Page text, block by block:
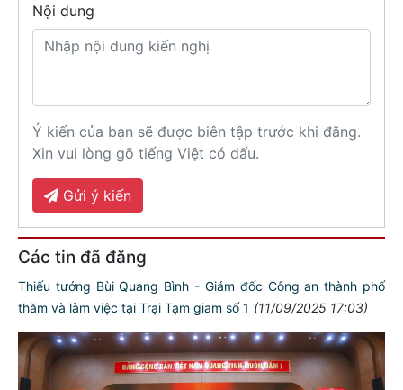
Nội dung
Ý kiến của bạn sẽ được biên tập trước khi đăng.
Xin vui lòng gõ tiếng Việt có dấu.
Gửi ý kiến
Các tin đã đăng